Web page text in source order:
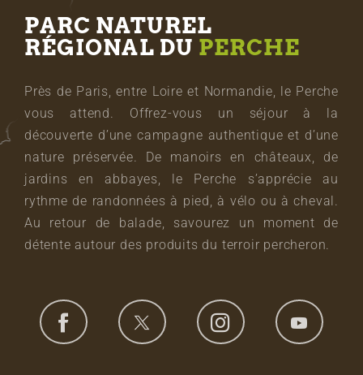
PARC NATUREL
RÉGIONAL DU PERCHE
Près de Paris, entre Loire et Normandie, le Perche
vous attend. Offrez-vous un séjour à la
découverte d’une campagne authentique et d’une
nature préservée. De manoirs en châteaux, de
jardins en abbayes, le Perche s’apprécie au
rythme de randonnées à pied, à vélo ou à cheval.
Au retour de balade, savourez un moment de
détente autour des produits du terroir percheron.